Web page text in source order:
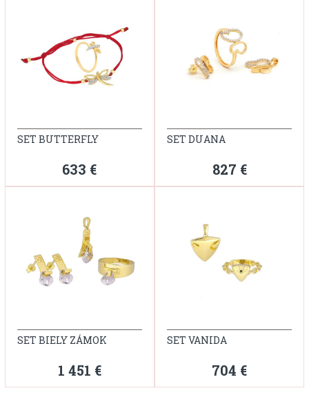
SET BUTTERFLY
633 €
SET DUANA
827 €
SET BIELY ZÁMOK
1 451 €
SET VANIDA
704 €